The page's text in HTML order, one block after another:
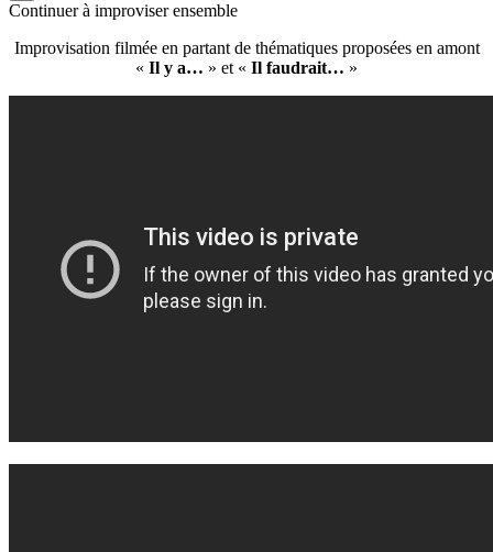
Continuer à improviser ensemble
Improvisation filmée en partant de thématiques proposées en amont
« Il y a… » et « Il faudrait… »